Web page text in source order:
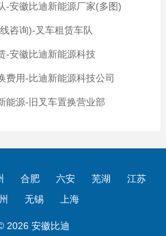
-安徽比迪新能源厂家(多图)
咨询)-叉车租赁车队
-安徽比迪新能源科技
费用-比迪新能源科技公司
能源-旧叉车置换营业部
合肥 六安 芜湖
江苏
无锡 上海
2026 安徽比迪